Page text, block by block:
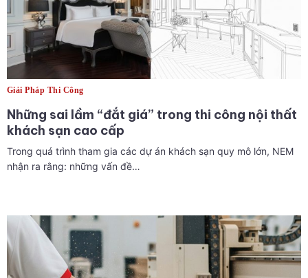
Giải Pháp Thi Công
Những sai lầm “đắt giá” trong thi công nội thất
khách sạn cao cấp
Trong quá trình tham gia các dự án khách sạn quy mô lớn, NEM
nhận ra rằng: những vấn đề…